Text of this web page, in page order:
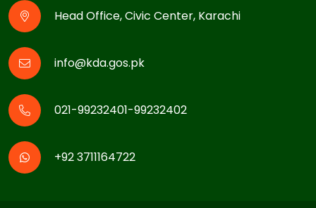
Head Office, Civic Center, Karachi
info@kda.gos.pk
021-99232401-99232402
+92 3711164722